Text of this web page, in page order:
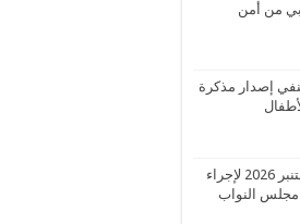
من أمن
إصدار مذكرة
تحديد يوم 23 شتنبر 2026 لإجراء
مجلس النواب